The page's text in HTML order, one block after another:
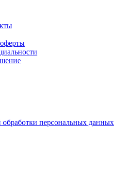
персональных данных